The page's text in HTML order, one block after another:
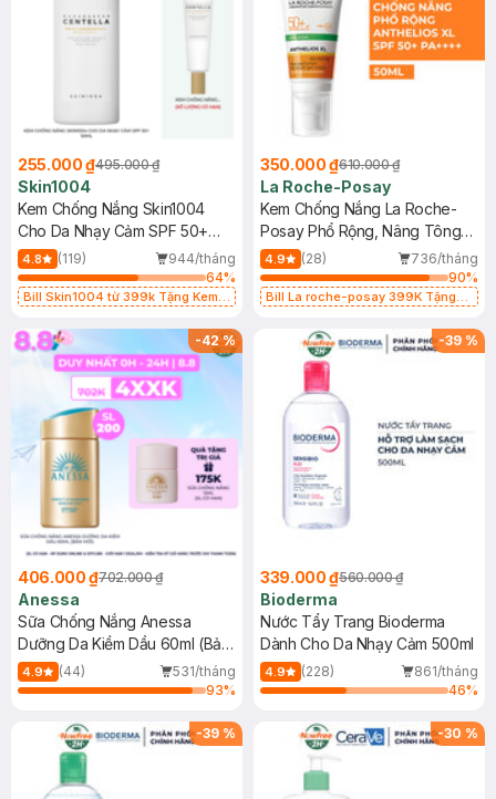
255.000 ₫495.000 ₫
Skin1004
Kem Chống Nắng Skin1004
Cho Da Nhạy Cảm SPF 50+
50ml
4.8 (119)
944/tháng
64%
Bill Skin1004 từ 399k Tặng Kem
SPF 50+ 20ml (SL Có Hạn)
350.000 ₫610.000 ₫
La Roche-Posay
Kem Chống Nắng La Roche-
Posay Phổ Rộng, Nâng Tông
Kiềm Dầu 50ml
4.9 (28)
736/tháng
90%
Bill La roche-posay 399K Tặng
(SL có hạn)
-42%
406.000 ₫702.000 ₫
Anessa
Sữa Chống Nắng Anessa
Dưỡng Da Kiềm Dầu 60ml (Bản
Mới)
4.9 (44)
531/tháng
93%
-39 %
339.000 ₫560.000 ₫
Bioderma
Nước Tẩy Trang Bioderma
Dành Cho Da Nhạy Cảm 500ml
4.9 (228)
861/tháng
46%
-39 % -30 %